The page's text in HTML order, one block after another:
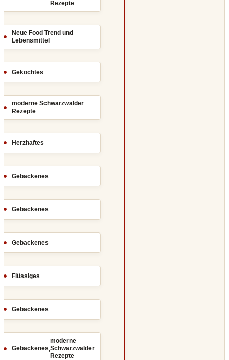
Rezepte
Neue Food Trend und
Lebensmittel
Gekochtes
moderne Schwarzwälder
Rezepte
Herzhaftes
Gebackenes
Gebackenes
Gebackenes
Flüssiges
Gebackenes
Gebackenes,
moderne
Schwarzwälder
Rezepte